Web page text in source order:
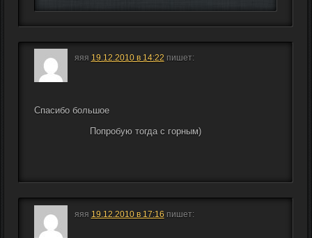
яяя 19.12.2010 в 14:22 пишет:
Спасибо большое
                    Попробую тогда с горным)
яяя 19.12.2010 в 17:16 пишет: